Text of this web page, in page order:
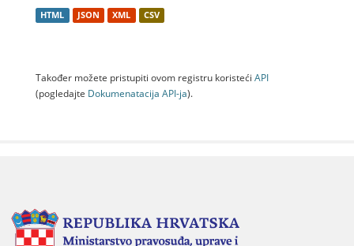
HTML JSON XML CSV
Također možete pristupiti ovom registru koristeći API
(pogledajte Dokumenаtаcijа API-jа).